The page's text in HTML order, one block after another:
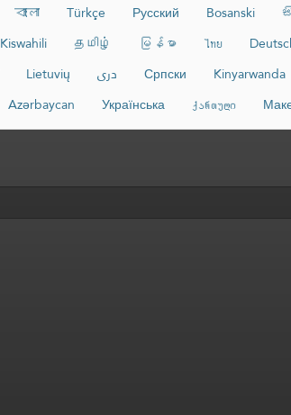
বাংলা Türkçe Русский Bosanski
Kiswahili தமிழ் မြန်မာ ไทย
Lietuvių دری Српски Kinyarwanda
Azərbaycan Українська ქართული